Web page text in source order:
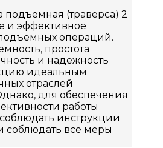
подъемная (траверса) 2
и эффективное
операций.
простота
и надежность
идеальным
отраслей
для обеспечения
работы
инструкции
соблюдать все меры